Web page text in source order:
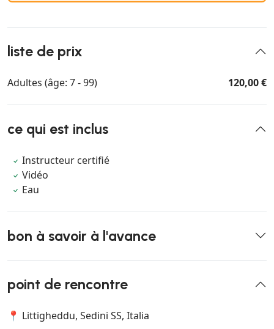
liste de prix
Adultes (âge: 7 - 99) 120,00 €
ce qui est inclus
Instructeur certifié
Vidéo
Eau
bon à savoir à l'avance
point de rencontre
📍 Littigheddu, Sedini SS, Italia